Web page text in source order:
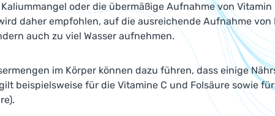
oder die übermäßige Aufnahme von
daher empfohlen, auf die ausreichende Aufnahme
auch zu viel Wasser aufnehmen.
im Körper können dazu führen, dass einige
beispielsweise für die Vitamine C und Folsäure sowie